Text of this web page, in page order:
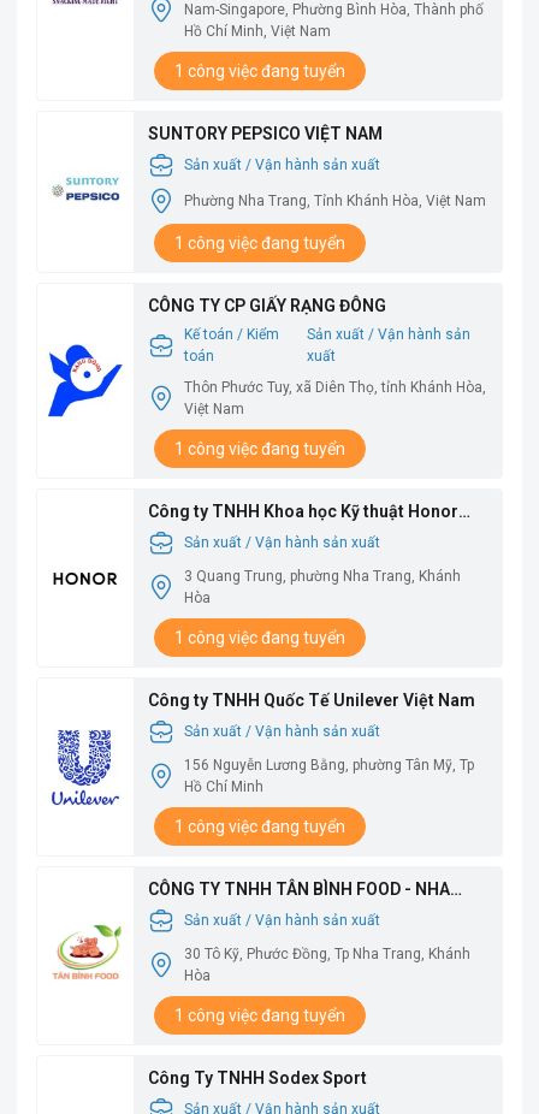
Nam-Singapore, Phường Bình Hòa, Thành phố
Hồ Chí Minh, Việt Nam
1 công việc đang tuyển
SUNTORY PEPSICO VIỆT NAM
Sản xuất / Vận hành sản xuất
Phường Nha Trang, Tỉnh Khánh Hòa, Việt Nam
1 công việc đang tuyển
CÔNG TY CP GIẤY RẠNG ĐÔNG
Kế toán / Kiểm
toán
Sản xuất / Vận hành sản
xuất
Thôn Phước Tuy, xã Diên Thọ, tỉnh Khánh Hòa,
Việt Nam
1 công việc đang tuyển
Công ty TNHH Khoa học Kỹ thuật Honor
Việt NamSản xuất / Vận hành sản xuất
3 Quang Trung, phường Nha Trang, Khánh
Hòa
1 công việc đang tuyển
Công ty TNHH Quốc Tế Unilever Việt Nam
Sản xuất / Vận hành sản xuất
156 Nguyễn Lương Bằng, phường Tân Mỹ, Tp
Hồ Chí Minh
1 công việc đang tuyển
CÔNG TY TNHH TÂN BÌNH FOOD - NHA
TRANGSản xuất / Vận hành sản xuất
30 Tô Kỹ, Phước Đồng, Tp Nha Trang, Khánh
Hòa
1 công việc đang tuyển
Công Ty TNHH Sodex Sport
Sản xuất / Vận hành sản xuất